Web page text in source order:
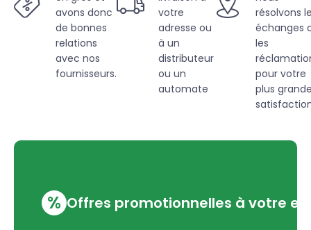
avons donc
de bonnes
relations
avec nos
fournisseurs.
votre
adresse ou
à un
distributeur
ou un
automate
résolvons
échanges
les
pour votre
plus
% Offres promotionnelles à votre